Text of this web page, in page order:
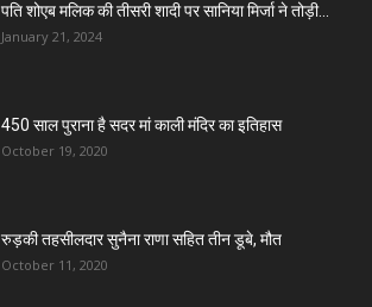
पति शोएब मलिक की तीसरी शादी पर सानिया मिर्जा ने तोड़ी...
January 21, 2024
450 साल पुराना है सदर मां काली मंदिर का इतिहास
October 19, 2020
रुड़की तहसीलदार सुनैना राणा सहित तीन डूबे, मौत
October 11, 2020